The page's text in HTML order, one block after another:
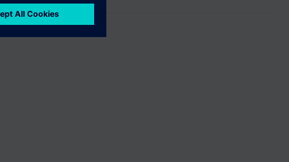
Nutzungsbedingungen